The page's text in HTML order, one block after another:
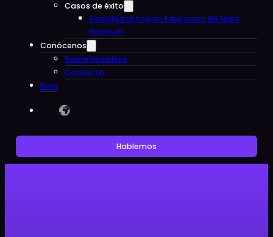
Casos de éxito
Realidad virtual en Educacion IES Mare
Nostrum
Conócenos
Sobre Nosotros
Contacto
Blog
Hablemos